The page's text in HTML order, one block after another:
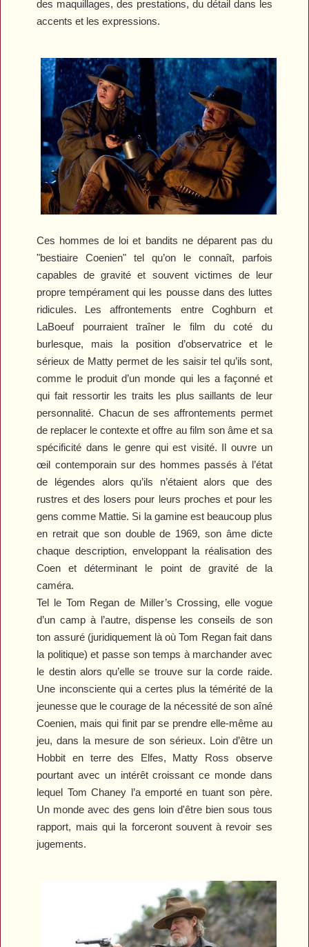
des maquillages, des prestations, du détail dans les
accents et les expressions.
Ces hommes de loi et bandits ne déparent pas du
"bestiaire Coenien" tel qu’on le connaît, parfois
capables de gravité et souvent victimes de leur
propre tempérament qui les pousse dans des luttes
ridicules. Les affrontements entre Coghburn et
LaBoeuf pourraient traîner le film du coté du
burlesque, mais la position d’observatrice et le
sérieux de Matty permet de les saisir tel qu’ils sont,
comme le produit d’un monde qui les a façonné et
qui fait ressortir les traits les plus saillants de leur
personnalité. Chacun de ses affrontements permet
de replacer le contexte et offre au film son âme et sa
spécificité dans le genre qui est visité. Il ouvre un
œil contemporain sur des hommes passés à l’état
de légendes alors qu’ils n’étaient alors que des
rustres et des losers pour leurs proches et pour les
gens comme Mattie. Si la gamine est beaucoup plus
en retrait que son double de 1969, son âme dicte
chaque description, enveloppant la réalisation des
Coen et déterminant le point de gravité de la
caméra.
Tel le Tom Regan de Miller’s Crossing, elle vogue
d’un camp à l’autre, dispense les conseils de son
ton assuré (juridiquement là où Tom Regan fait dans
la politique) et passe son temps à marchander avec
le destin alors qu’elle se trouve sur la corde raide.
Une inconsciente qui a certes plus la témérité de la
jeunesse que le courage de la nécessité de son aîné
Coenien, mais qui finit par se prendre elle-même au
jeu, dans la mesure de son sérieux. Loin d’être un
Hobbit en terre des Elfes, Matty Ross observe
pourtant avec un intérêt croissant ce monde dans
lequel Tom Chaney l’a emporté en tuant son père.
Un monde avec des gens loin d'être bien sous tous
rapport, mais qui la forceront souvent à revoir ses
jugements.